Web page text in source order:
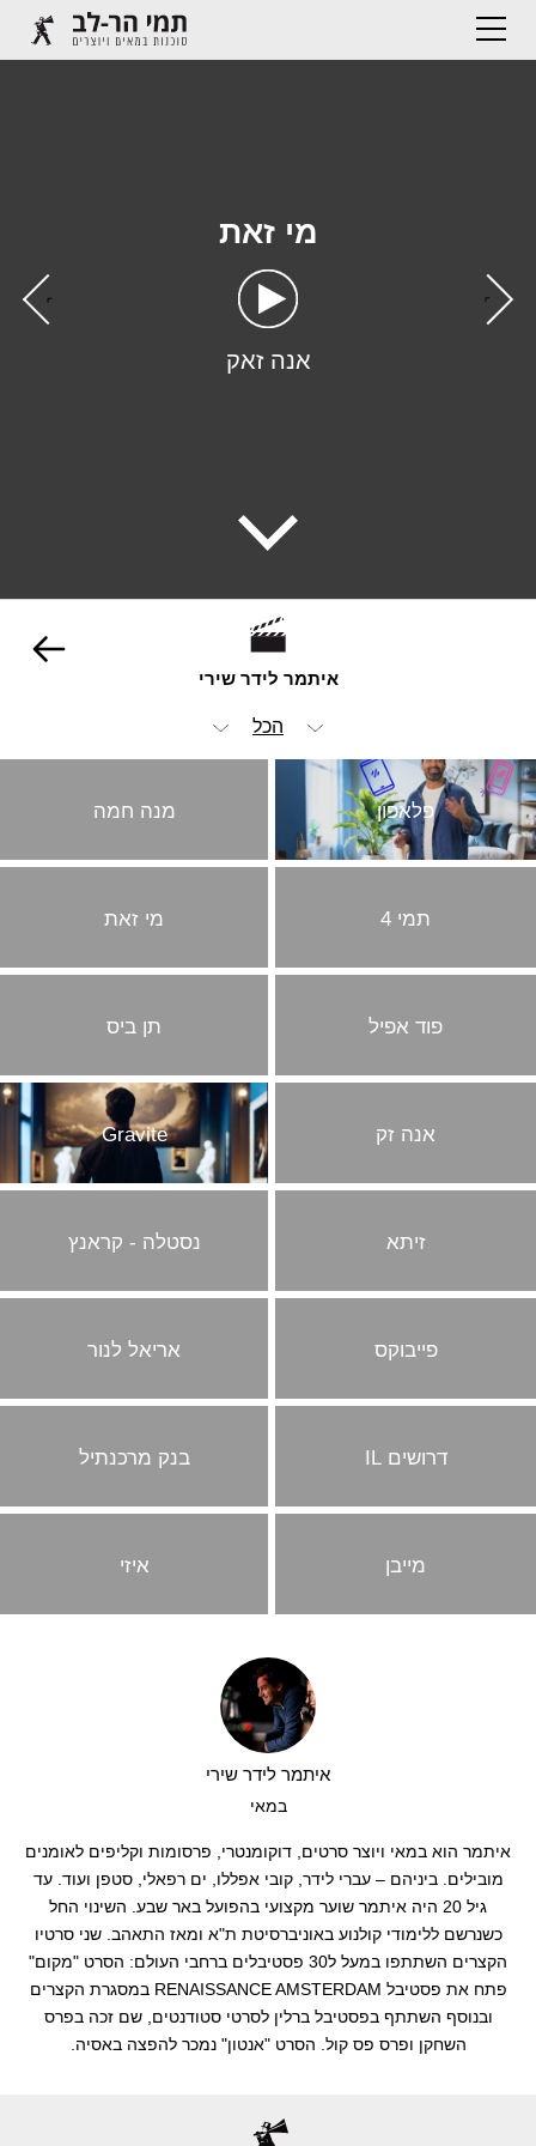
מי זאת
אנה זאק
‹
›
איתמר לידר שירי
הכל
אנימציה ופוסט
אופנה וביוטי
ילדים
קליפים
עריכה
פלאפון מנה חמה
תמי 4 מי זאת
פוד אפיל תן ביס
אנה זק Gravite
זיתא נסטלה - קראנץ
פייבוקס אריאל לנור
דרושים IL בנק מרכנתיל
מייבן איזי
איתמר לידר שירי
במאי
איתמר הוא במאי ויוצר סרטים, דוקומנטרי, פרסומות וקליפים לאומנים
מובילים. ביניהם – עברי לידר, קובי אפללו, ים רפאלי, סטפן ועוד. עד
גיל 20 היה איתמר שוער מקצועי בהפועל באר שבע. השינוי החל
כשנרשם ללימודי קולנוע באוניברסיטת ת"א ומאז התאהב. שני סרטיו
הקצרים השתתפו במעל ל30 פסטיבלים ברחבי העולם: הסרט "מקום"
פתח את פסטיבל RENAISSANCE AMSTERDAM במסגרת הקצרים
ובנוסף השתתף בפסטיבל ברלין לסרטי סטודנטים, שם זכה בפרס
השחקן ופרס פס קול. הסרט "אנטון" נמכר להפצה באסיה.